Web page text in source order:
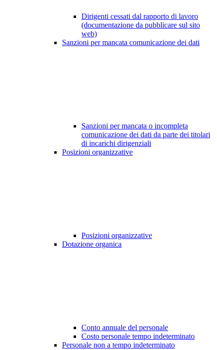
Dirigenti cessati dal rapporto di lavoro
(documentazione da pubblicare sul sito
web)
Sanzioni per mancata comunicazione dei dati
Sanzioni per mancata o incompleta
comunicazione dei dati da parte dei titolari
di incarichi dirigenziali
Posizioni organizzative
Posizioni organizzative
Dotazione organica
Conto annuale del personale
Costo personale tempo indeterminato
Personale non a tempo indeterminato